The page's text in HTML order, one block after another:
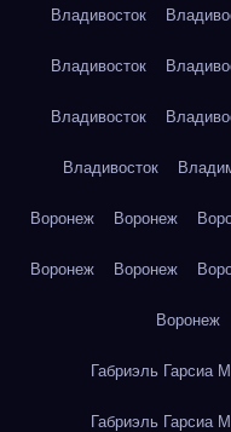
Владивосток
Владивосток
Владивосток
Владивосток
Воронеж Воронеж
Воронеж Воронеж
Воронеж
Габриэль Гарсиа
Габриэль Гарсиа